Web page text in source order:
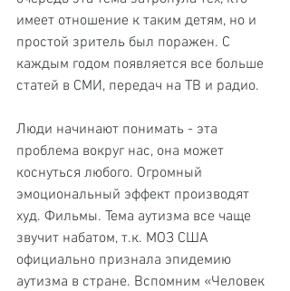
имеет отношение к таким детям, но и
простой зритель был поражен. С
каждым годом появляется все больше
статей в СМИ, передач на ТВ и радио.
Люди начинают понимать - эта
проблема вокруг нас, она может
коснуться любого. Огромный
эмоциональный эффект производят
худ. Фильмы. Тема аутизма все чаще
звучит набатом, т.к. МОЗ США
официально признала эпидемию
аутизма в стране. Вспомним «Человек